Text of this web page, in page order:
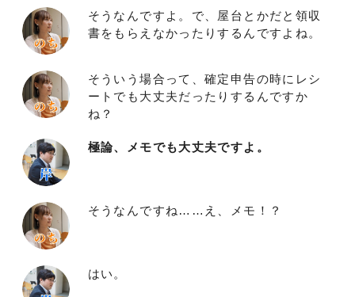
そうなんですよ。で、屋台とかだと領収
書をもらえなかったりするんですよね。
そういう場合って、確定申告の時にレシ
ートでも大丈夫だったりするんですか
ね？
極論、メモでも大丈夫ですよ。
そうなんですね……え、メモ！？
はい。